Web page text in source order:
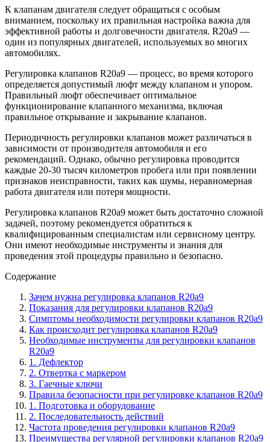
К клапанам двигателя следует обращаться с особым
вниманием, поскольку их правильная настройка важна для
эффективной работы и долговечности двигателя. R20a9 —
один из популярных двигателей, используемых во многих
автомобилях.
Регулировка клапанов R20a9 — процесс, во время которого
определяется допустимый люфт между клапаном и упором.
Правильный люфт обеспечивает оптимальное
функционирование клапанного механизма, включая
правильное открывание и закрывание клапанов.
Периодичность регулировки клапанов может различаться в
зависимости от производителя автомобиля и его
рекомендаций. Однако, обычно регулировка проводится
каждые 20-30 тысяч километров пробега или при появлении
признаков неисправности, таких как шумы, неравномерная
работа двигателя или потеря мощности.
Регулировка клапанов R20a9 может быть достаточно сложной
задачей, поэтому рекомендуется обратиться к
квалифицированным специалистам или сервисному центру.
Они имеют необходимые инструменты и знания для
проведения этой процедуры правильно и безопасно.
Содержание
Зачем нужна регулировка клапанов R20a9
Показания для регулировки клапанов R20a9
Симптомы необходимости регулировки клапанов R20a9
Как происходит регулировка клапанов R20a9
Необходимые инструменты для регулировки клапанов
R20a9
1. Дефлектор
2. Отвертка с маркером
3. Гаечные ключи
Правила безопасности при регулировке клапанов R20a9
1. Подготовка и оборудование
2. Последовательность действий
Частота проведения регулировки клапанов R20a9
Преимущества регулярной регулировки клапанов R20a9